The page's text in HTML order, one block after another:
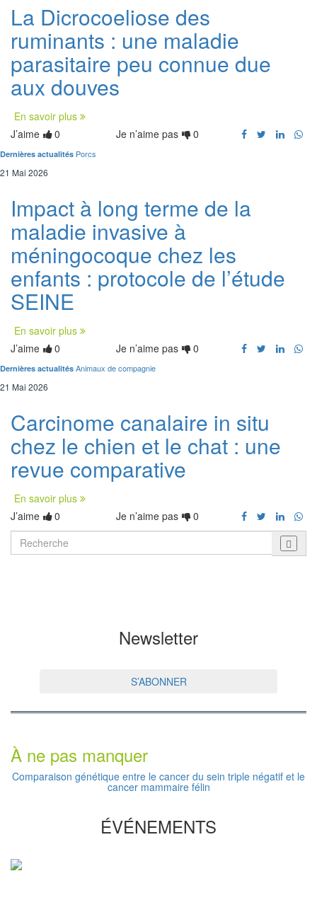
La Dicrocoeliose des
ruminants : une maladie
parasitaire peu connue due
aux douves
En savoir plus
J’aime
0 Je n’aime pas 0
Dernières actualités Porcs
21 Mai 2026
Impact à long terme de la
maladie invasive à
méningocoque chez les
enfants : protocole de l’étude
SEINE
En savoir plus
J’aime
0 Je n’aime pas 0
Dernières actualités Animaux de compagnie
21 Mai 2026
Carcinome canalaire in situ
chez le chien et le chat : une
revue comparative
En savoir plus
J’aime
0 Je n’aime pas 0
Newsletter
S’ABONNER
À ne pas manquer
Comparaison génétique entre le cancer du sein triple négatif et le
cancer mammaire félin
ÉVÉNEMENTS